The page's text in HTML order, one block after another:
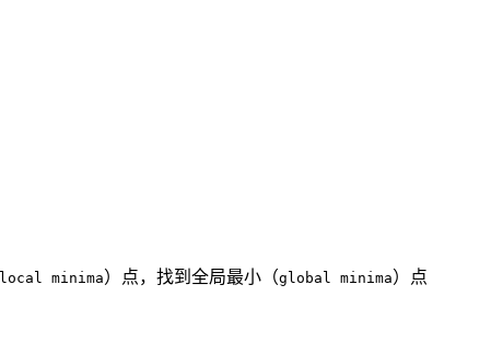
local minima）点，找到全局最小（global minima）点